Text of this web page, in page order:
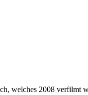
welches 2008 verfilmt